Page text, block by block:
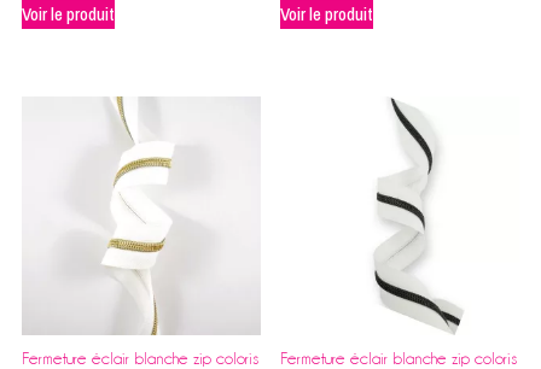
Voir le produit
Voir le produit
Fermeture éclair blanche zip coloris
Fermeture éclair blanche zip coloris